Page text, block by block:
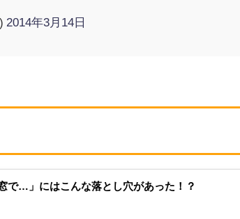
2014年3月14日
で…」にはこんな落とし穴があった！？